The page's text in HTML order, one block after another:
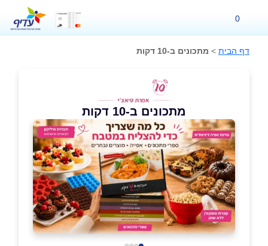
0
דף הבית > מתכונים ב-10 דקות
מתכונים ב-10 דקות